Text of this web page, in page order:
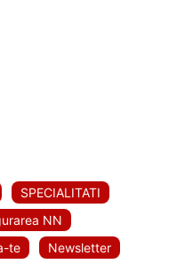
SPECIALITATI
NN
te Newsletter